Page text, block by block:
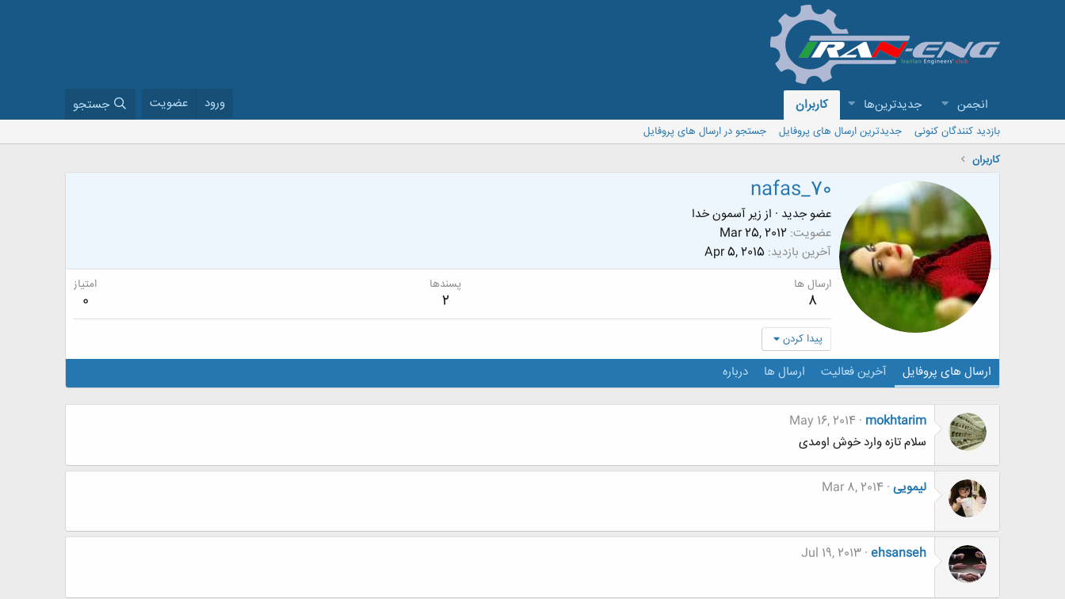
انجمن جدیدترین‌ها کاربران ورود عضویت جستجو
بازدید کنندگان کنونی جدیدترین ارسال های پروفایل
جستجو در ارسال های پروفایل
کاربران
nafas_70
عضو جدید · از زیر آسمون خدا
عضویت Mar 25, 2012
آخرین بازدید Apr 5, 2015
ارسال ها
8
پسندها
2
امتیاز
0
پیدا کردن
ارسال های پروفایل آخرین فعالیت ارسال ها درباره
mokhtarim
May 16, 2014
سلام تازه وارد خوش اومدی
لیمویی Mar 8, 2014
ehsanseh
Jul 19, 2013